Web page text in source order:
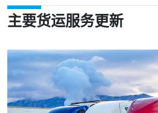
主要货运服务更新